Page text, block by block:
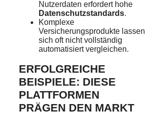
Nutzerdaten erfordert hohe
Datenschutzstandards.
Komplexe
Versicherungsprodukte lassen
sich oft nicht vollständig
automatisiert vergleichen.
ERFOLGREICHE
BEISPIELE: DIESE
PLATTFORMEN
PRÄGEN DEN MARKT